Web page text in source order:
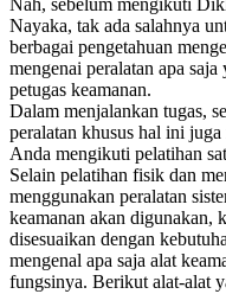
Nah, sebelum mengikuti
Nayaka, tak ada salahnya
berbagai pengetahuan
mengenai peralatan apa
petugas keamanan.
Dalam menjalankan tugas,
peralatan khusus hal ini
Anda mengikuti pelatihan
Selain pelatihan fisik dan
menggunakan peralatan
keamanan akan digunakan,
disesuaikan dengan
mengenal apa saja alat
fungsinya. Berikut alat-alat